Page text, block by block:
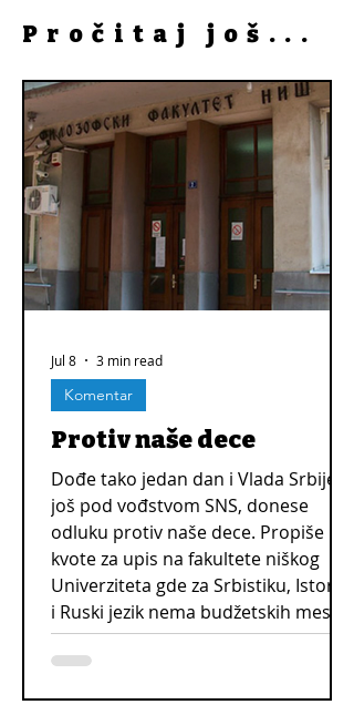
Pročitaj još...
Protiv naše dece
Dođe tako jedan dan i Vlada Srbije,
još pod vođstvom SNS, donese
odluku protiv naše dece. Propiše
kvote za upis na fakultete niškog
Univerziteta gde za Srbistiku, Istoriju
i Ruski jezik nema budžetskih mesta.
Komentar
Jul 8 3 min read